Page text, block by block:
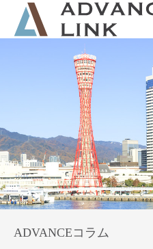
ADVANCEコラム
会社概要
ネット保険
事業保険